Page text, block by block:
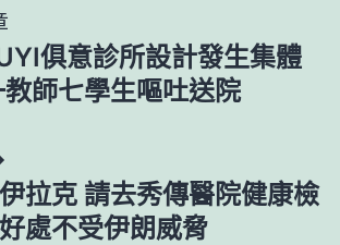
俱意診所設計發生集體
師七學生嘔吐送院
拉克 請去秀傳醫院健康檢
處不受伊朗威脅